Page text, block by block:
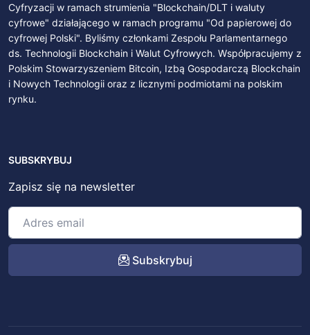
Cyfryzacji w ramach strumienia "Blockchain/DLT i waluty
cyfrowe" działającego w ramach programu "Od papierowej do
cyfrowej Polski". Byliśmy członkami Zespołu Parlamentarnego
ds. Technologii Blockchain i Walut Cyfrowych. Współpracujemy z
Polskim Stowarzyszeniem Bitcoin, Izbą Gospodarczą Blockchain
i Nowych Technologii oraz z licznymi podmiotami na polskim
rynku.
SUBSKRYBUJ
Zapisz się na newsletter
Subskrybuj